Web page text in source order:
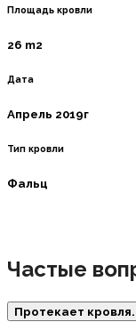
Площадь кровли
26 m2
Дата
Апрель 2019г
Тип кровли
Фальц
Частые
Протекает